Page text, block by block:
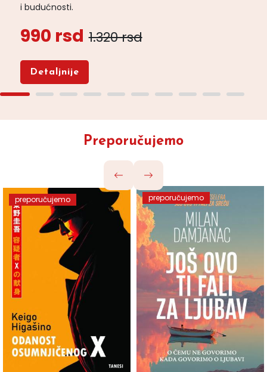
i budućnosti.
990 rsd 1.320 rsd
Detaljnije
Preporučujemo
preporučujemo preporučujemo